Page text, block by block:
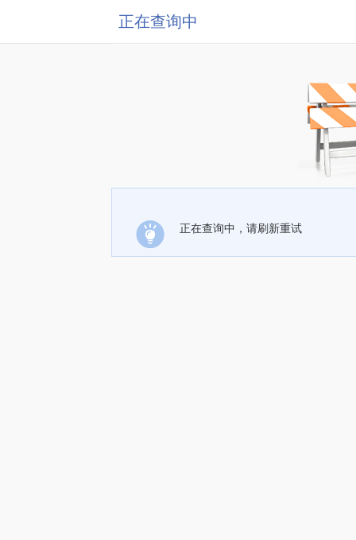
正在查询中
正在查询中，请刷新重试